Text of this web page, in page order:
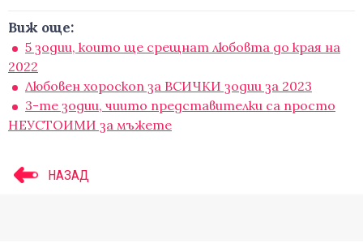
Виж още:
5 зодии, които ще срещнат любовта до края на
2022
Любовен хороскоп за ВСИЧКИ зодии за 2023
3-те зодии, чиито представителки са просто
НЕУСТОИМИ за мъжете
НАЗАД